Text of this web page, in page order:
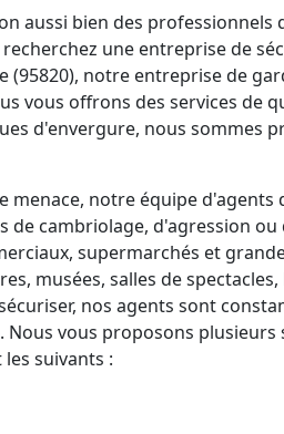
aussi bien des professionnels
une entreprise de
(95820), notre entreprise de
vous offrons des services de
d'envergure, nous sommes
menace, notre équipe d'agents
cambriolage, d'agression ou
supermarchés et
musées, salles de
nos agents sont
vous proposons plusieurs
suivants :